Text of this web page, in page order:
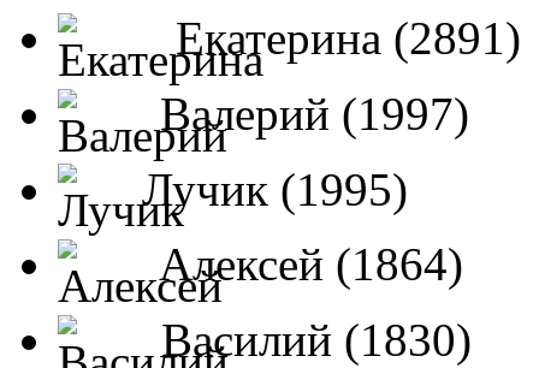
Екатерина (2891)
Валерий (1997)
Лучик (1995)
Алексей (1864)
Василий (1830)